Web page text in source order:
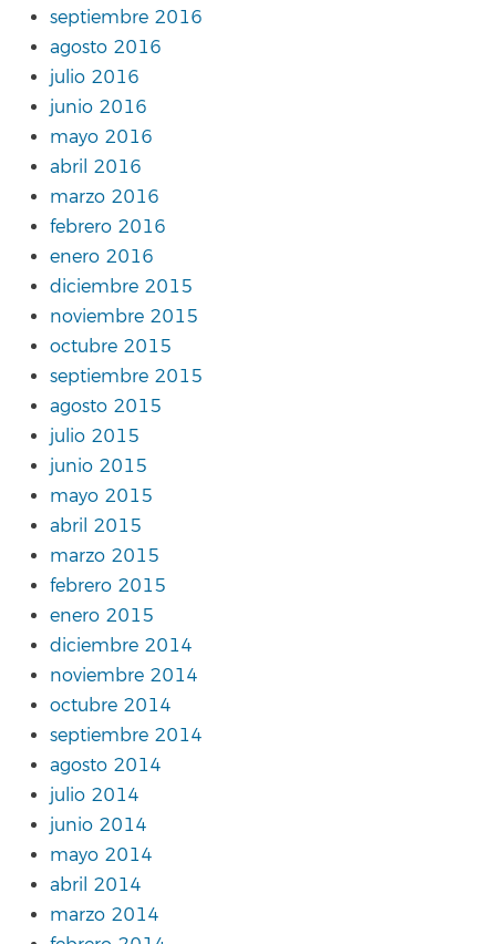
septiembre 2016
agosto 2016
julio 2016
junio 2016
mayo 2016
abril 2016
marzo 2016
febrero 2016
enero 2016
diciembre 2015
noviembre 2015
octubre 2015
septiembre 2015
agosto 2015
julio 2015
junio 2015
mayo 2015
abril 2015
marzo 2015
febrero 2015
enero 2015
diciembre 2014
noviembre 2014
octubre 2014
septiembre 2014
agosto 2014
julio 2014
junio 2014
mayo 2014
abril 2014
marzo 2014